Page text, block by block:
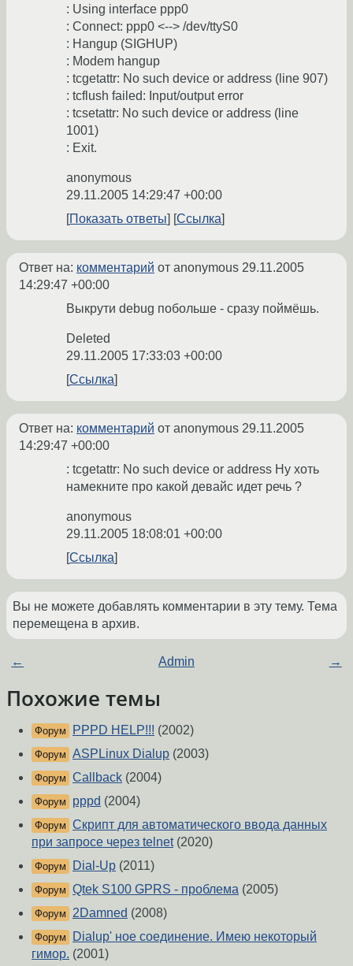
: Using interface ppp0
: Connect: ppp0 <--> /dev/ttyS0
: Hangup (SIGHUP)
: Modem hangup
: tcgetattr: No such device or address (line 907)
: tcflush failed: Input/output error
: tcsetattr: No such device or address (line
1001)
: Exit.
anonymous
29.11.2005 14:29:47 +00:00
Показать ответы
Ссылка
Ответ на: комментарий от anonymous 29.11.2005
14:29:47 +00:00
Выкрути debug побольше - сразу поймёшь.
Deleted
29.11.2005 17:33:03 +00:00
Ссылка
Ответ на: комментарий от anonymous 29.11.2005
14:29:47 +00:00
: tcgetattr: No such device or address Ну хоть
намекните про какой девайс идет речь ?
anonymous
29.11.2005 18:08:01 +00:00
Ссылка
Вы не можете добавлять комментарии в эту тему. Тема
перемещена в архив.
← Admin →
Похожие темы
Форум PPPD HELP!!! (2002)
Форум ASPLinux Dialup (2003)
Форум Callback (2004)
Форум pppd (2004)
Форум Скрипт для автоматического ввода данных
при запросе через telnet(2020)
Форум Dial-Up (2011)
Форум Qtek S100 GPRS - проблема (2005)
Форум 2Damned (2008)
Форум
Dialup' ное соединение. Имею некоторый
гимор. (2001)